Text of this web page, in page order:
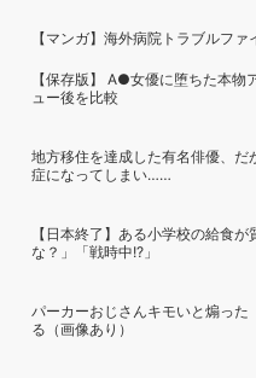
【マンガ】海外病院トラブルファ
【保存版】 A●女優に堕ちた本
ュー後を比較
地方移住を達成した有名俳優、
症になってしまい……
【日本終了】ある小学校の給食
な？」「戦時中!?」
パーカーおじさんキモいと煽っ
る（画像あり）